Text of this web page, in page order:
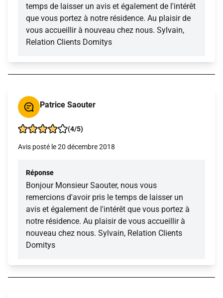
temps de laisser un avis et également de l'intérêt
que vous portez à notre résidence. Au plaisir de
vous accueillir à nouveau chez nous. Sylvain,
Relation Clients Domitys
Patrice Saouter
(4/5)
Avis posté le 20 décembre 2018
Réponse
Bonjour Monsieur Saouter, nous vous
remercions d'avoir pris le temps de laisser un
avis et également de l'intérêt que vous portez à
notre résidence. Au plaisir de vous accueillir à
nouveau chez nous. Sylvain, Relation Clients
Domitys